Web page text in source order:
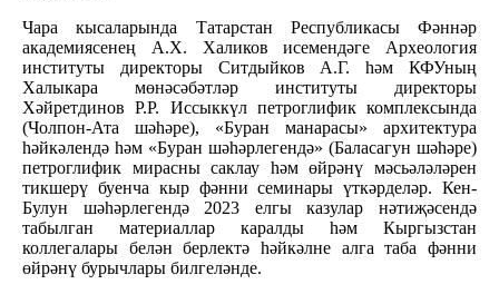
Чара кысаларында Татарстан Республикасы Фәннәр
академиясенең А.Х. Халиков исемендәге Археология
институты директоры Ситдыйков А.Г. һәм КФУның
Халыкара мөнәсәбәтләр институты директоры
Хәйретдинов Р.Р. Иссыккүл петроглифик комплексында
(Чолпон-Ата шәһәре), «Буран манарасы» архитектура
һәйкәлендә һәм «Буран шәһәрлегендә» (Баласагун шәһәре)
петроглифик мирасны саклау һәм өйрәнү мәсьәләләрен
тикшерү буенча кыр фәнни семинары үткәрделәр. Кен-
Булун шәһәрлегендә 2023 елгы казулар нәтиҗәсендә
табылган материаллар каралды һәм Кыргызстан
коллегалары белән берлектә һәйкәлне алга таба фәнни
өйрәнү бурычлары билгеләнде.